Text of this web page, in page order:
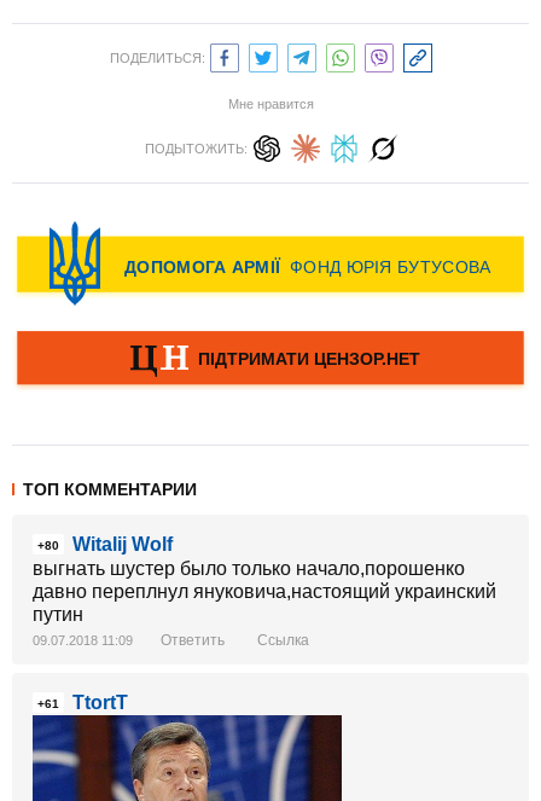
ПОДЕЛИТЬСЯ:
Мне нравится
ПОДЫТОЖИТЬ:
ТОП КОММЕНТАРИИ
+80
Witalij Wolf
выгнать шустер было только начало,порошенко
давно переплнул януковича,настоящий украинский
путин
09.07.2018 11:09 Ответить Ссылка
+61 TtortT